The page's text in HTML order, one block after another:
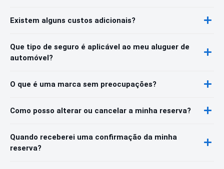
Existem alguns custos adicionais?
Que tipo de seguro é aplicável ao meu aluguer de
automóvel?
O que é uma marca sem preocupações?
Como posso alterar ou cancelar a minha reserva?
Quando receberei uma confirmação da minha
reserva?